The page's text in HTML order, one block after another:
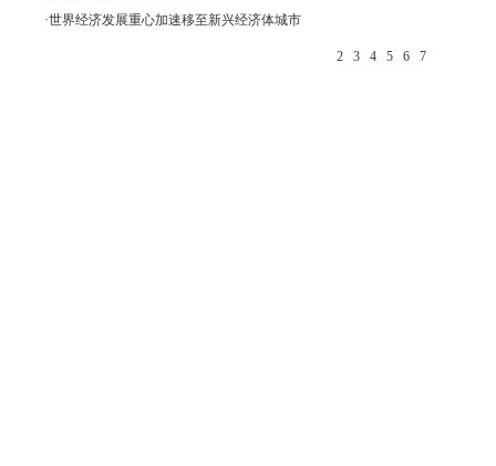
·世界经济发展重心加速移至新兴经济体城市
2 3 4 5 6 7